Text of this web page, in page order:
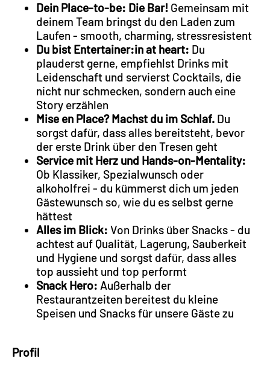
Dein Place-to-be: Die Bar! Gemeinsam mit
deinem Team bringst du den Laden zum
Laufen - smooth, charming, stressresistent
Du bist Entertainer:in at heart: Du
plauderst gerne, empfiehlst Drinks mit
Leidenschaft und servierst Cocktails, die
nicht nur schmecken, sondern auch eine
Story erzählen
Mise en Place? Machst du im Schlaf. Du
sorgst dafür, dass alles bereitsteht, bevor
der erste Drink über den Tresen geht
Service mit Herz und Hands-on-Mentality:
Ob Klassiker, Spezialwunsch oder
alkoholfrei - du kümmerst dich um jeden
Gästewunsch so, wie du es selbst gerne
hättest
Alles im Blick: Von Drinks über Snacks - du
achtest auf Qualität, Lagerung, Sauberkeit
und Hygiene und sorgst dafür, dass alles
top aussieht und top performt
Snack Hero: Außerhalb der
Restaurantzeiten bereitest du kleine
Speisen und Snacks für unsere Gäste zu
Profil